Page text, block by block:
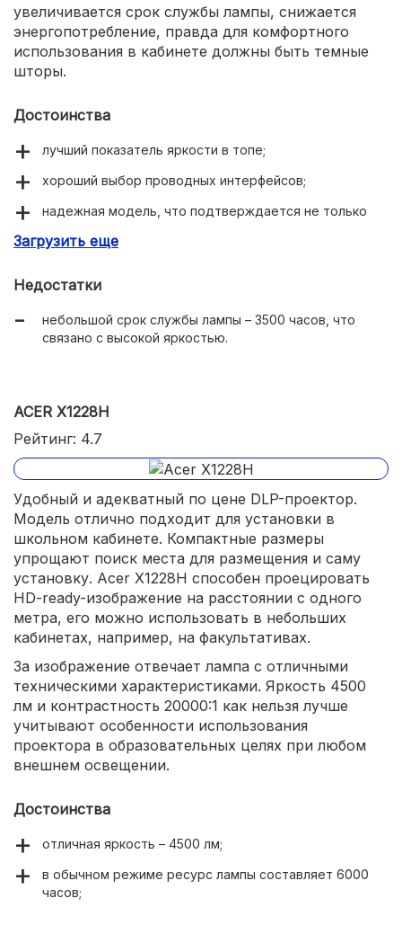
увеличивается срок службы лампы, снижается
энергопотребление, правда для комфортного
использования в кабинете должны быть темные
шторы.
Достоинства
лучший показатель яркости в топе;
хороший выбор проводных интерфейсов;
надежная модель, что подтверждается не только
поддержка 3D.
Загрузить еще
Недостатки
небольшой срок службы лампы – 3500 часов, что
связано с высокой яркостью.
ACER X1228H
Рейтинг: 4.7
Удобный и адекватный по цене DLP-проектор.
Модель отлично подходит для установки в
школьном кабинете. Компактные размеры
упрощают поиск места для размещения и саму
установку. Acer X1228H способен проецировать
HD-ready-изображение на расстоянии с одного
метра, его можно использовать в небольших
кабинетах, например, на факультативах.
За изображение отвечает лампа с отличными
техническими характеристиками. Яркость 4500
лм и контрастность 20000:1 как нельзя лучше
учитывают особенности использования
проектора в образовательных целях при любом
внешнем освещении.
Достоинства
отличная яркость – 4500 лм;
в обычном режиме ресурс лампы составляет 6000
часов;